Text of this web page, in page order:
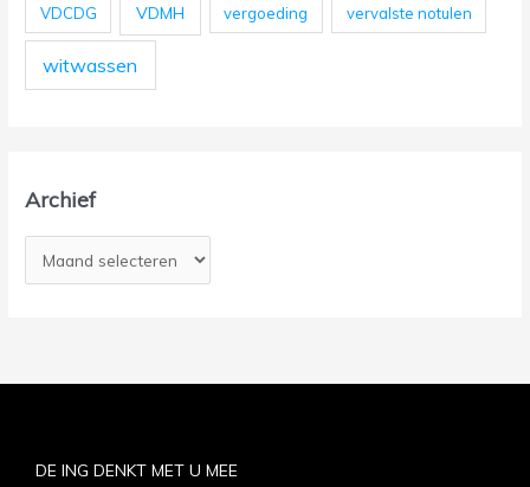
VDCDG VDMH vergoeding vervalste notulen
witwassen
Archief
DE ING DENKT MET U MEE